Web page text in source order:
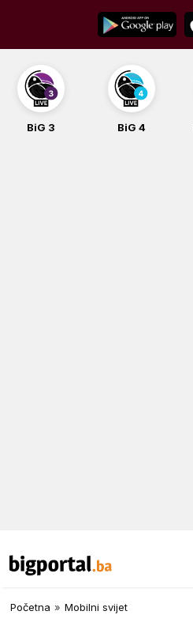
content
BiG 3 BiG 4
Početna » Mobilni svijet